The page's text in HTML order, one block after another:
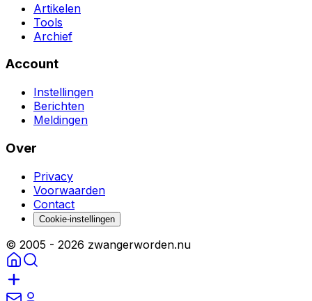
Artikelen
Tools
Archief
Account
Instellingen
Berichten
Meldingen
Over
Privacy
Voorwaarden
Contact
Cookie-instellingen
© 2005 - 2026 zwangerworden.nu